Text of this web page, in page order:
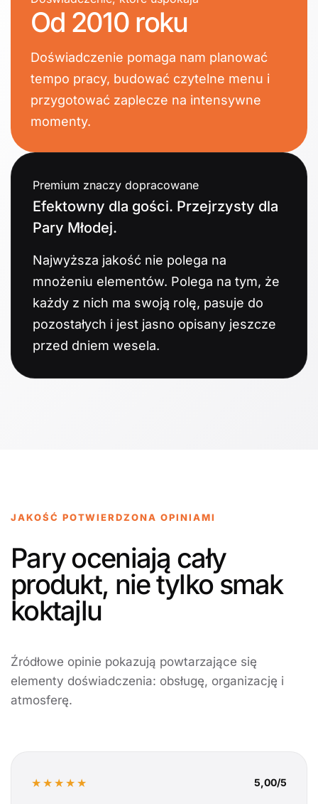
Od 2010 roku
Doświadczenie pomaga nam planować
tempo pracy, budować czytelne menu i
przygotować zaplecze na intensywne
momenty.
Premium znaczy dopracowane
Efektowny dla gości. Przejrzysty dla
Pary Młodej.
Najwyższa jakość nie polega na
mnożeniu elementów. Polega na tym, że
każdy z nich ma swoją rolę, pasuje do
pozostałych i jest jasno opisany jeszcze
przed dniem wesela.
JAKOŚĆ POTWIERDZONA OPINIAMI
Pary oceniają cały
produkt, nie tylko smak
koktajlu
Źródłowe opinie pokazują powtarzające się
elementy doświadczenia: obsługę, organizację i
atmosferę.
★★★★★ 5,00/5